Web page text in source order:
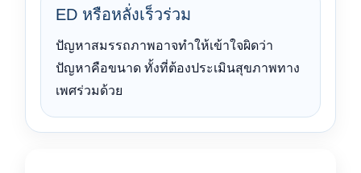
ED หรือหลั่งเร็วร่วม
ปัญหาสมรรถภาพอาจทำให้เข้าใจผิดว่า
ปัญหาคือขนาด ทั้งที่ต้องประเมินสุขภาพทาง
เพศร่วมด้วย